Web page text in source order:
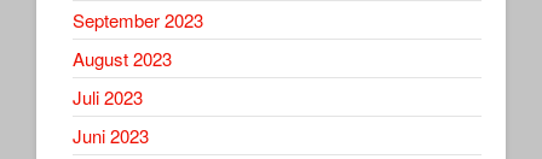
September 2023
August 2023
Juli 2023
Juni 2023